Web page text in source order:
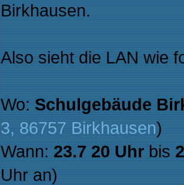
Birkhausen.
Also sieht die LAN wie
Wo: Schulgebäude
3, 86757 Birkhausen)
Wann: 23.7 20 Uhr bis
Uhr an)